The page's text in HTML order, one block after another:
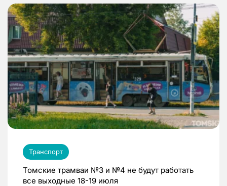
Транспорт
Томские трамваи №3 и №4 не будут работать
все выходные 18-19 июля